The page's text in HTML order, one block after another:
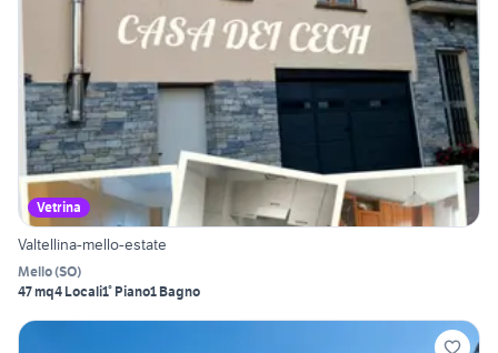
Vetrina
Valtellina-mello-estate
Mello(SO)
47 mq4 Locali1° Piano1 Bagno